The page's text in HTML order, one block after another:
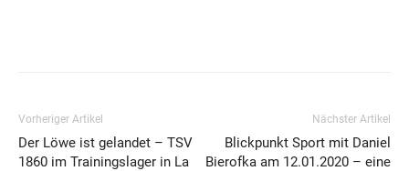
Vorheriger Artikel
Der Löwe ist gelandet – TSV
1860 im Trainingslager in La
Nächster Artikel
Blickpunkt Sport mit Daniel
Bierofka am 12.01.2020 – eine